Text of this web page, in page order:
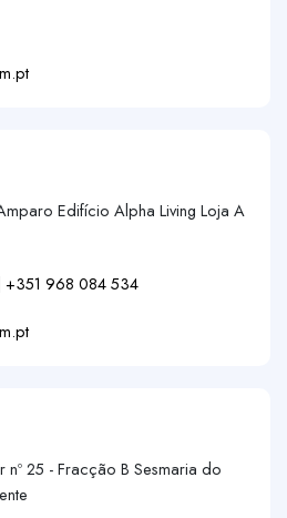
Edifício Alpha Living Loja A
+351 968 084 534
25 - Fracção B Sesmaria do